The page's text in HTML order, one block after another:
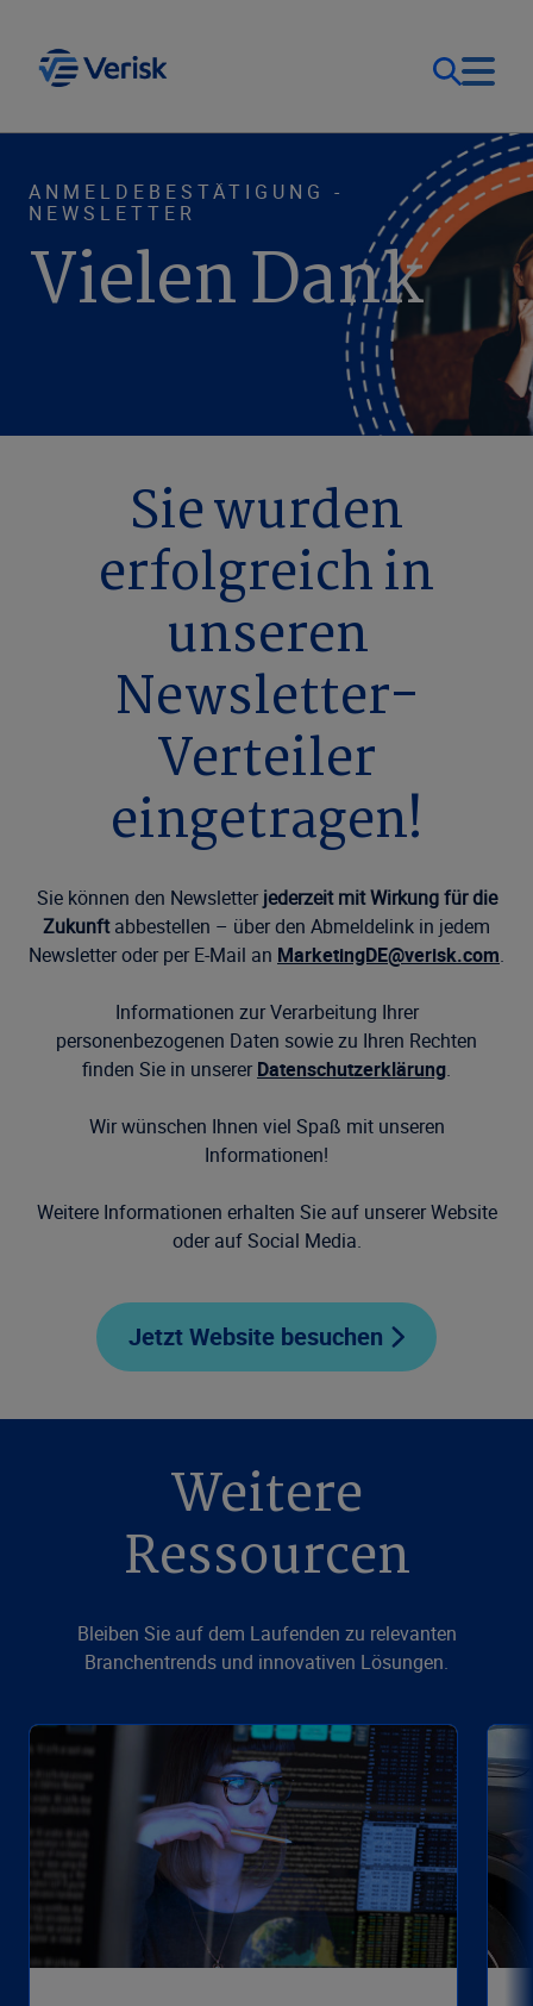
Unsere Lösungen
Ressourcen
Deutschland (DE)
ANMELDEBESTÄTIGUNG -
NEWSLETTER
Vielen Dank
Sie wurden
erfolgreich in
unseren
Newsletter-
Verteiler
eingetragen!
Sie können den Newsletterjederzeit mit Wirkung für die
Zukunftabbestellen – über den Abmeldelink in jedem
Newsletter oder per E-Mail an MarketingDE@verisk.com.
Informationen zur Verarbeitung Ihrer
personenbezogenen Daten sowie zu Ihren Rechten
finden Sie in unsererDatenschutzerklärung.
Wir wünschen Ihnen viel Spaß mit unseren
Informationen!
Weitere Informationen erhalten Sie auf unserer Website
oder auf Social Media.
Jetzt Website besuchen
Weitere
Ressourcen
Bleiben Sie auf dem Laufenden zu relevanten
Branchentrends und innovativen Lösungen.